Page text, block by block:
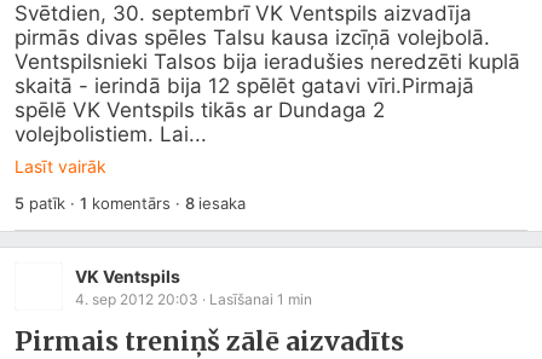
Svētdien, 30. septembrī VK Ventspils aizvadīja
pirmās divas spēles Talsu kausa izcīņā volejbolā.
Ventspilsnieki Talsos bija ieradušies neredzēti kuplā
skaitā - ierindā bija 12 spēlēt gatavi vīri.Pirmajā
spēlē VK Ventspils tikās ar Dundaga 2
volejbolistiem. Lai...
Lasīt vairāk
5patīk ·1 komentārs · 8iesaka
VK Ventspils
4. sep 2012 20:03 · Lasīšanai 1 min
Pirmais treniņš zālē aizvadīts